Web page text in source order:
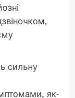
сильну
як-